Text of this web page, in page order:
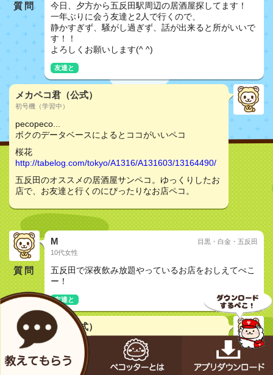
質問
今日、夕方から五反田駅周辺の居酒屋探してます！
一年ぶりに会う友達と2人で行くので、
静かすぎず、騒がし過ぎず、話が出来ると所がいいで
す！！
よろしくお願いします(^ ^)
友達と
メカペコ君（公式）
初号機（学習中）
pecopeco...
ボクのデータベースによるとココがいいペコ
桜花
http://tabelog.com/tokyo/A1316/A131603/13164490/
五反田のオススメの居酒屋サンペコ。ゆっくりしたお
店で、お友達と行くのにぴったりなお店ペコ。
質問
M
10代女性
目黒・白金・五反田
五反田で深夜飲み放題やっているお店をおしえてぺこ
ー！
友達と
メカペコ君（公式）
初号機（学習中）
pecopeco...
コチラノお店はドウペコカ